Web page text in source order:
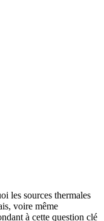
les sources thermales
voire même
à cette question clé